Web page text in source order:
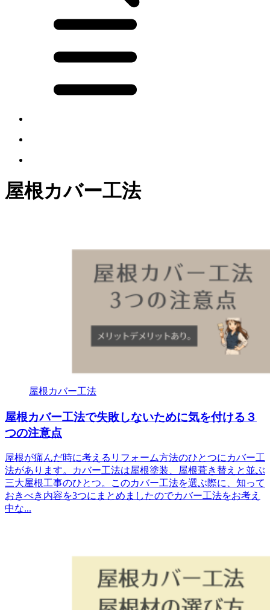
屋根カバー工法
屋根カバー工法
屋根カバー工法で失敗しないために気を付ける３
つの注意点
屋根が痛んだ時に考えるリフォーム方法のひとつにカバー工
法があります。カバー工法は屋根塗装、屋根葺き替えと並ぶ
三大屋根工事のひとつ。このカバー工法を選ぶ際に、知って
おきべき内容を3つにまとめましたのでカバー工法をお考え
中な...